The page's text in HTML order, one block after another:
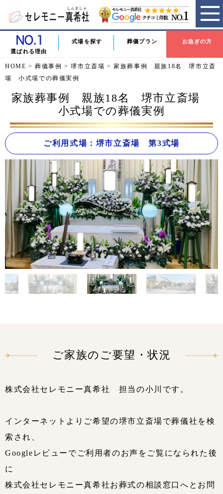
選ばれる理由
式場を探す 葬儀プラン お急ぎの方
HOME >葬儀事例 >堺市立斎場 >家族葬事例 親族18名 堺市立斎
場 小式場での葬儀実例
家族葬事例 親族18名 堺市立斎場
小式場での葬儀実例
ご利用式場：堺市立斎場 第3式場
ご家族のご要望・状況
株式会社セレモニー真希社 担当の小川です。
インターネットよりご希望の堺市立斎場で葬儀社を検
索され、
Googleレビューでご利用者のお声をご覧になられた後
に
株式会社セレモニー真希社お葬式の相談窓口へとお問